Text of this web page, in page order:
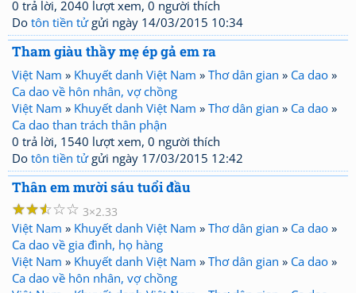
0 trả lời, 2040 lượt xem, 0 người thích
Do tôn tiền tửgửi ngày 14/03/2015 10:34
Tham giàu thầy mẹ ép gả em ra
Việt Nam » Khuyết danh Việt Nam » Thơ dân gian » Ca dao »
Ca dao về hôn nhân, vợ chồng
Việt Nam » Khuyết danh Việt Nam » Thơ dân gian » Ca dao »
Ca dao than trách thân phận
0 trả lời, 1540 lượt xem, 0 người thích
Do tôn tiền tửgửi ngày 17/03/2015 12:42
Thân em mười sáu tuổi đầu
☆
☆
☆
☆
☆ 3 2.33
Việt Nam » Khuyết danh Việt Nam » Thơ dân gian » Ca dao »
Ca dao về gia đình, họ hàng
Việt Nam » Khuyết danh Việt Nam » Thơ dân gian » Ca dao »
Ca dao về hôn nhân, vợ chồng